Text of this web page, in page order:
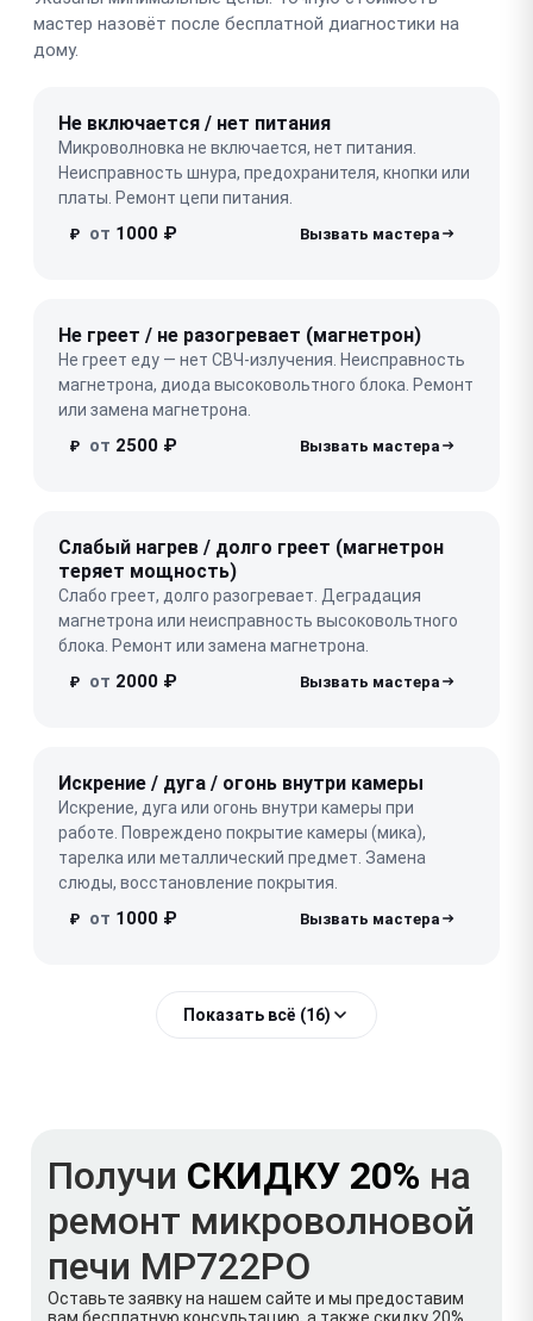
мастер назовёт после бесплатной диагностики на
дому.
Не включается / нет питания
Микроволновка не включается, нет питания.
Неисправность шнура, предохранителя, кнопки или
платы. Ремонт цепи питания.
₽ от 1000 ₽
Не греет / не разогревает (магнетрон)
Не греет еду — нет СВЧ-излучения. Неисправность
магнетрона, диода высоковольтного блока. Ремонт
или замена магнетрона.
₽ от 2500 ₽
Слабый нагрев / долго греет (магнетрон
теряет мощность)
Слабо греет, долго разогревает. Деградация
магнетрона или неисправность высоковольтного
блока. Ремонт или замена магнетрона.
₽ от 2000 ₽
Искрение / дуга / огонь внутри камеры
Искрение, дуга или огонь внутри камеры при
работе. Повреждено покрытие камеры (мика),
тарелка или металлический предмет. Замена
слюды, восстановление покрытия.
₽ от 1000 ₽
Показать всё (16)
Получи СКИДКУ 20% на
ремонт микроволновой
печи MP722PO
Оставьте заявку на нашем сайте и мы предоставим
вам бесплатную консультацию, а также скидку 20%